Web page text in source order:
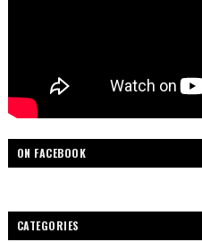
ON FACEBOOK
CATEGORIES